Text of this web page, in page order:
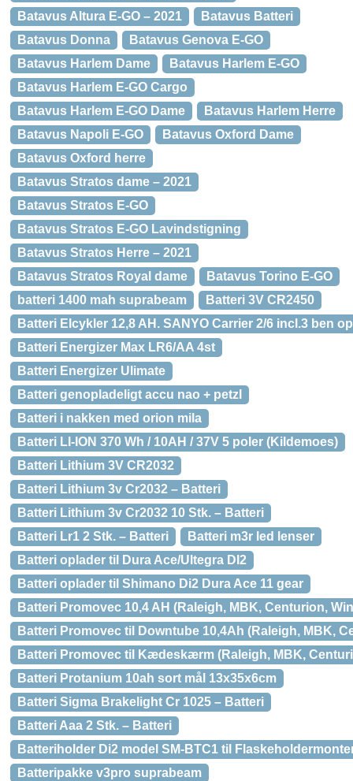
Batavus Altura E-GO – 2021
Batavus Batteri
Batavus Donna
Batavus Genova E-GO
Batavus Harlem Dame
Batavus Harlem E-GO
Batavus Harlem E-GO Cargo
Batavus Harlem E-GO Dame
Batavus Harlem Herre
Batavus Napoli E-GO
Batavus Oxford Dame
Batavus Oxford herre
Batavus Stratos dame – 2021
Batavus Stratos E-GO
Batavus Stratos E-GO Lavindstigning
Batavus Stratos Herre – 2021
Batavus Stratos Royal dame
Batavus Torino E-GO
batteri 1400 mah suprabeam
Batteri 3V CR2450
Batteri Elcykler 12,8 AH. SANYO Carrier 2/6 incl.3 ben
Batteri Energizer Max LR6/AA 4st
Batteri Energizer Ulimate
Batteri genopladeligt accu nao + petzl
Batteri i nakken med orion mila
Batteri LI-ION 370 Wh / 10AH / 37V 5 poler (Kildemoes)
Batteri Lithium 3V CR2032
Batteri Lithium 3v Cr2032 – Batteri
Batteri Lithium 3v Cr2032 10 Stk. – Batteri
Batteri Lr1 2 Stk. – Batteri
Batteri m3r led lenser
Batteri oplader til Dura Ace/Ultegra DI2
Batteri oplader til Shimano Di2 Dura Ace 11 gear
Batteri Promovec 10,4 AH (Raleigh, MBK, Centurion,
Batteri Promovec til Downtube 10,4Ah (Raleigh, MBK,
Batteri Promovec til Kædeskærm (Raleigh, MBK,
Batteri Protanium 10ah sort mål 13x35x6cm
Batteri Sigma Brakelight Cr 1025 – Batteri
Batteri Aaa 2 Stk. – Batteri
Batteriholder Di2 model SM-BTC1 til
Batteripakke v3pro suprabeam